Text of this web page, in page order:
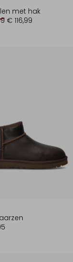
met hak
€ 116,99